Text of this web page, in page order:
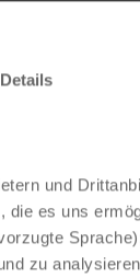
Details
und
es uns
zu
Minibar
dem See, feine